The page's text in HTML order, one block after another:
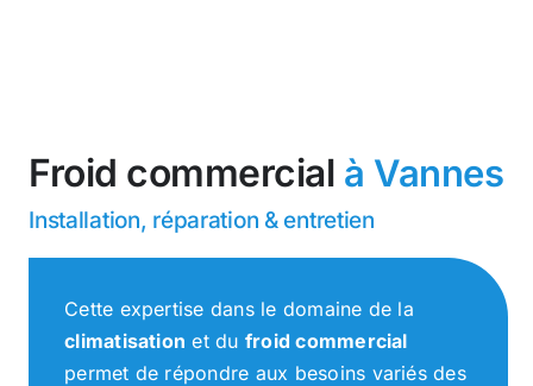
Froid commercial à Vannes
Installation, réparation & entretien
Cette expertise dans le domaine de la
climatisation et du froid commercial
permet de répondre aux besoins variés des